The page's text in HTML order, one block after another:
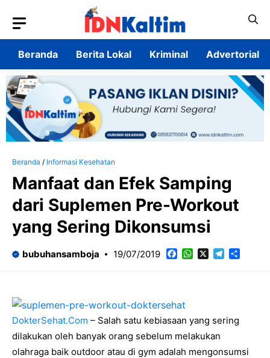
isi
Beranda
Berita Lokal Kriminal Advertorial
Beranda / Informasi Kesehatan
Manfaat dan Efek Samping
dari Suplemen Pre-Workout
yang Sering Dikonsumsi
bubuhansamboja 19/07/2019 Facebook
WhatsAppTelegram
DokterSehat.Com – Salah satu kebiasaan yang sering
dilakukan oleh banyak orang sebelum melakukan
olahraga baik outdoor atau di gym adalah mengonsumsi